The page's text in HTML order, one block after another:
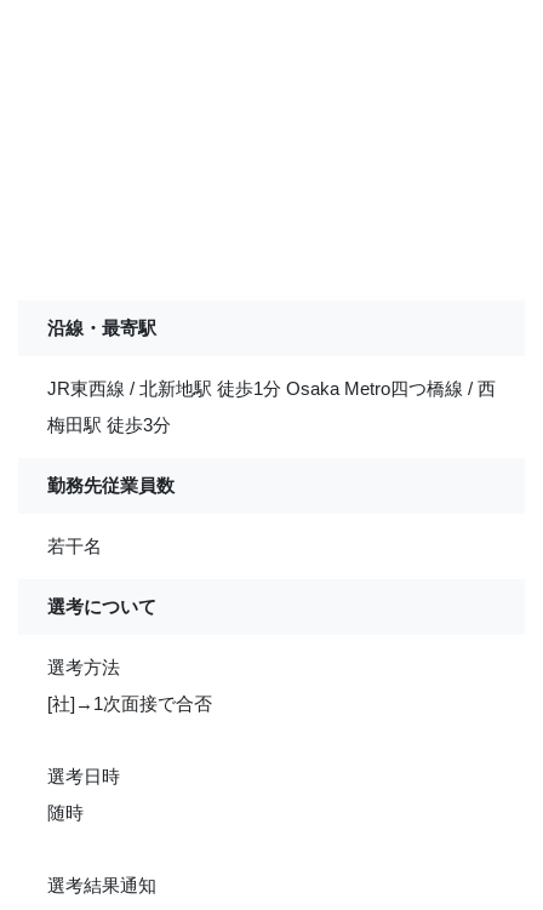
沿線・最寄駅
JR東西線 / 北新地駅 徒歩1分 Osaka Metro四つ橋線 / 西
梅田駅 徒歩3分
勤務先従業員数
若干名
選考について
選考方法
[社]→1次面接で合否
選考日時
随時
選考結果通知